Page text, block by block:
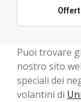
Puoi trovare
nostro sito
speciali dei
volantini di